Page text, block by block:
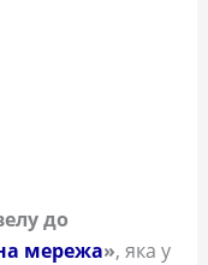
до
мережа», яка у